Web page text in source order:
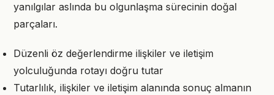
yanılgılar aslında bu olgunlaşma sürecinin doğal
parçaları.
Düzenli öz değerlendirme ilişkiler ve iletişim
yolculuğunda rotayı doğru tutar
Tutarlılık, ilişkiler ve iletişim alanında sonuç almanın